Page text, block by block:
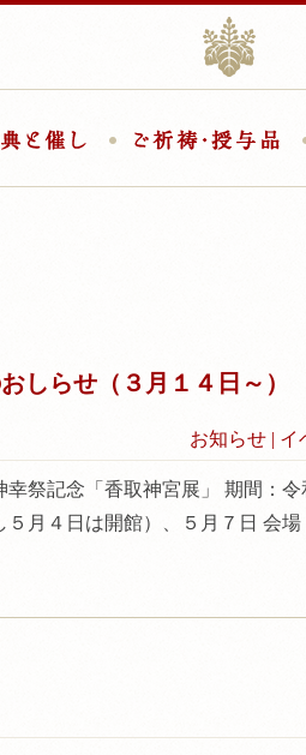
しらせ（３月１４日～）
お知らせ | イ
祭記念「香取神宮展」 期間：令
月４日は開館）、５月７日 会